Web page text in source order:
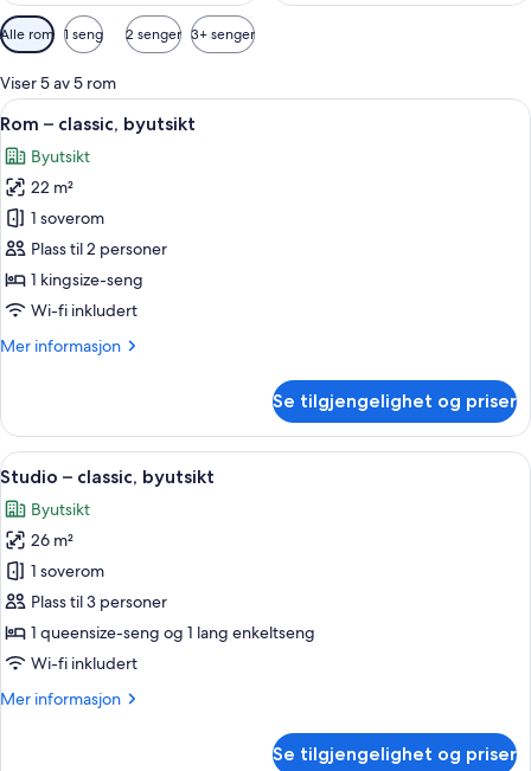
Tilgjengelige
filtre
for
rom
Alle rom 1 seng 2 senger 3+ senger
Viser 5 av 5 rom
Åpne
alle
bildene
av
Rom
–
classic,
byutsikt
Rom – classic, byutsikt | Safe på
5
Rom – classic, byutsikt
Byutsikt
22 m²
1 soverom
Plass til 2 personer
1 kingsize-seng
Wi-fi inkludert
Mer informasjon
Mer
–
classic,
byutsikt
Se tilgjengelighet og priser
Åpne
alle
bildene
av
Studio
–
classic,
byutsikt
Studio – classic, byutsikt | Safe på
5
Studio – classic, byutsikt
Byutsikt
26 m²
1 soverom
Plass til 3 personer
1 queensize-seng og 1 lang enkeltseng
Wi-fi inkludert
Mer informasjon
Mer
Se tilgjengelighet og priser